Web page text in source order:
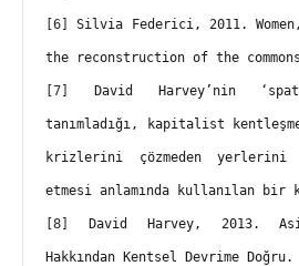
[6] Silvia Federici, 2011.
the reconstruction of the
[7] David Harvey’nin
tanımladığı, kapitalist
krizlerini çözmeden yerlerini
etmesi anlamında kullanılan bir
[8] David Harvey, 2013.
Hakkından Kentsel Devrime